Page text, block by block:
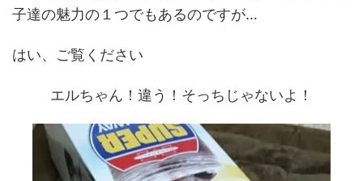
子達の魅力の１つでもあるのですが…
はい、ご覧ください
エルちゃん！違う！そっちじゃないよ！